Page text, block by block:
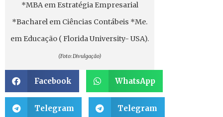
*MBA em Estratégia Empresarial
*Bacharel em Ciências Contábeis *Me.
em Educação ( Florida University- USA).
(Foto: Divulgação)
Facebook WhatsApp
Telegram Telegram